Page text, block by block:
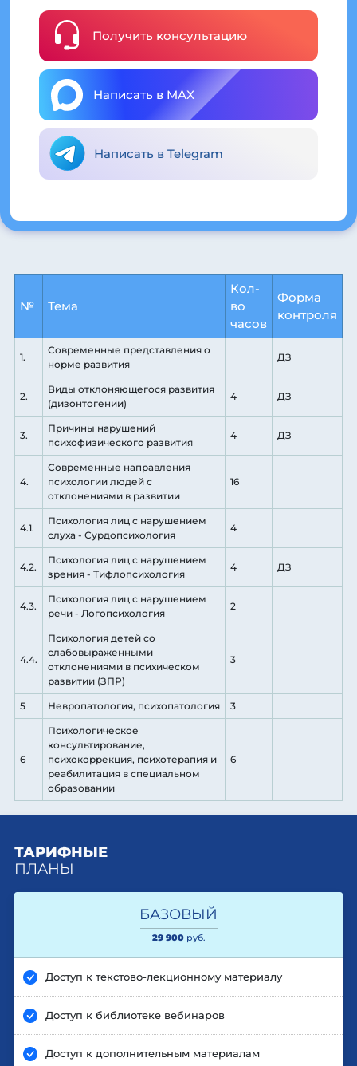
Получить консультацию
Написать в MAX
Написать в Telegram
№ Тема
Кол-
во
часов
Форма
контроля
1.
Современные представления о
норме развития
ДЗ
2.
Виды отклоняющегося развития
(дизонтогении)
4 ДЗ
3.
Причины нарушений
психофизического развития
4 ДЗ
4.
Современные направления
психологии людей с
отклонениями в развитии
16
4.1.
Психология лиц с нарушением
слуха - Сурдопсихология
4
4.2.
Психология лиц с нарушением
зрения - Тифлопсихология
4 ДЗ
4.3.
Психология лиц с нарушением
речи - Логопсихология
2
4.4.
Психология детей со
слабовыраженными
отклонениями в психическом
развитии (ЗПР)
3
5 Невропатология, психопатология 3
6
Психологическое
консультирование,
психокоррекция, психотерапия и
реабилитация в специальном
образовании
6
ТАРИФНЫЕ
ПЛАНЫ
БАЗОВЫЙ
29 900 руб.
Доступ к текстово-лекционному материалу
Доступ к библиотеке вебинаров
Доступ к дополнительным материалам